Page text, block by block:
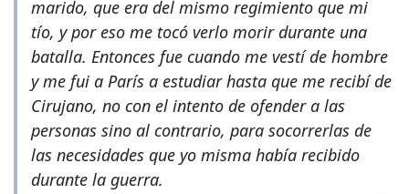
marido, que era del mismo regimiento que mi
tío, y por eso me tocó verlo morir durante una
batalla. Entonces fue cuando me vestí de hombre
y me fui a París a estudiar hasta que me recibí de
Cirujano, no con el intento de ofender a las
personas sino al contrario, para socorrerlas de
las necesidades que yo misma había recibido
durante la guerra.